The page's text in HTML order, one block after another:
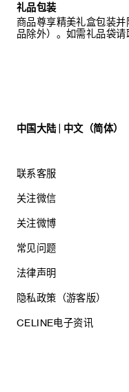
礼品包装
商品尊享精美礼盒包装
品除外）。如需礼品袋请
中国大陆 | 中文（简体）
联系客服
关注微信
关注微博
常见问题
法律声明
隐私政策（游客版）
CELINE电子资讯